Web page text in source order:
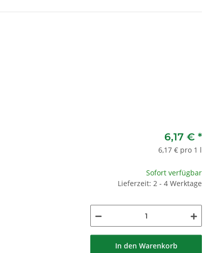
6,17 € *
6,17 € pro 1 l
Sofort verfügbar
Lieferzeit: 2 - 4 Werktage
In den Warenkorb